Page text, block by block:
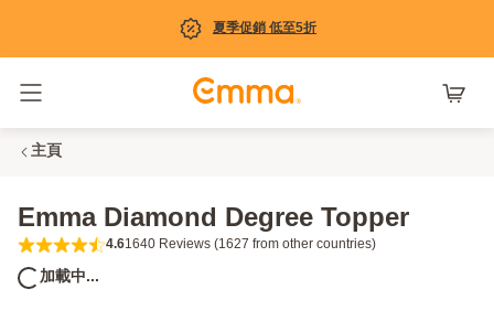
夏季促銷 低至5折
主頁
Emma Diamond Degree Topper
4.6 out of 5 stars 1640 Reviews (1627
4.61640 Reviews (1627 from other countries)
加載中...